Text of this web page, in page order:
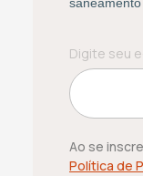
Ao se
Política de